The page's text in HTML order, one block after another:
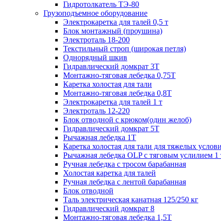
Гидротолкатель ТЭ-80
Грузоподъемное оборудование
Электрокаретка для талей 0,5 т
Блок монтажный (проушина)
Электроталь 18-200
Текстильный строп (широкая петля)
Однорядный шкив
Гидравлический домкрат 3T
Монтажно-тяговая лебедка 0,75Т
Каретка холостая для тали
Монтажно-тяговая лебедка 0,8Т
Электрокаретка для талей 1 т
Электроталь 12-220
Блок отводной с крюком(один желоб)
Гидравлический домкрат 5T
Рычажная лебедка 1Т
Каретка холостая для тали для тяжелых
Рычажная лебедка OLP с тяговым услилием 1
Ручная лебедка с тросом барабанная
Холостая каретка для талей
Ручная лебедка с лентой барабанная
Блок отводной
Таль электрическая канатная 125/250 кг
Гидравлический домкрат 8
Монтажно-тяговая лебедка 1,5Т